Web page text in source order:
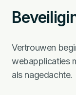
Vertrouwen
webapplicaties
als nagedachte.